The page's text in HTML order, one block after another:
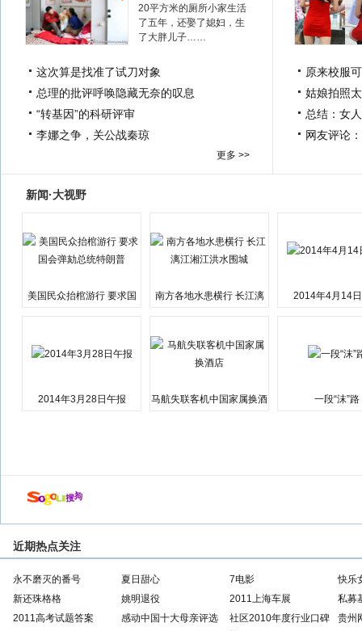
20平方米的厕所小家生活
了五年，还娶了媳妇，生
了大胖儿子……
这次算是找准了试刀对象
总理的批评呼唤隐藏无奈的叹息
“转基因”的科研评审
李娜之争，关公战秦琼
更多 >>
原来校服
姑娘拍照
总结：女
网友评论
新闻·大视野
美国民众抬棺游行 要求国
南方各地水患横行 长江漓
2014年4月14
2014年3月28日午报
马航失联客机中国家属换酒
一段“沫”路
近期热点关注
永不磨灭的番号 夏日甜心 7电影
快乐
新还珠格格
姚明退役 2011上海车展
私募
2011高考试题答案
感动中国十大母亲评选
社区2010年度行业口碑
贵州